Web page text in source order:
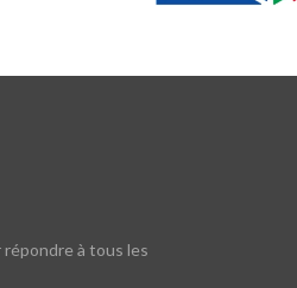
répondre à tous les